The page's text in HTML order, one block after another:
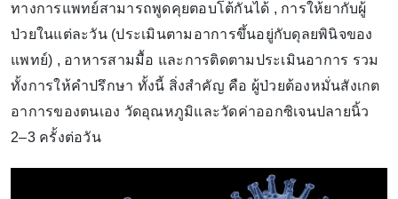
ทางการแพทย์สามารถพูดคุยตอบโต้กันได้ , การให้ยากับผู้
ป่วยในแต่ละวัน (ประเมินตามอาการขึ้นอยู่กับดุลยพินิจของ
แพทย์) , อาหารสามมื้อ และการติดตามประเมินอาการ รวม
ทั้งการให้คำปรึกษา ทั้งนี้ สิ่งสำคัญ คือ ผู้ป่วยต้องหมั่นสังเกต
อาการของตนเอง วัดอุณหภูมิและวัดค่าออกซิเจนปลายนิ้ว
2–3 ครั้งต่อวัน